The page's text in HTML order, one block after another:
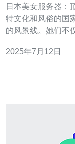
日本美女服务器：顶级服务
特文化和风俗的国
的风景线。她们不
器的神奇魅力。 日本美女服务器通常是指在餐厅、酒吧等
2025年7月12日